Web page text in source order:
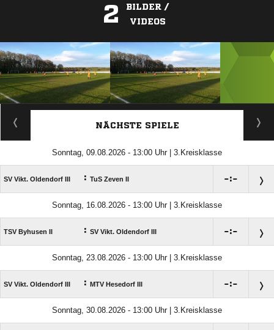
2
BILDER /
VIDEOS
ANZEIGE
NÄCHSTE SPIELE
Sonntag, 09.08.2026 - 13:00 Uhr | 3.Kreisklasse
SV Vikt. Oldendorf III : TuS Zeven II :
Sonntag, 16.08.2026 - 13:00 Uhr | 3.Kreisklasse
TSV Byhusen II : SV Vikt. Oldendorf III :
Sonntag, 23.08.2026 - 13:00 Uhr | 3.Kreisklasse
SV Vikt. Oldendorf III : MTV Hesedorf III :
Sonntag, 30.08.2026 - 13:00 Uhr | 3.Kreisklasse